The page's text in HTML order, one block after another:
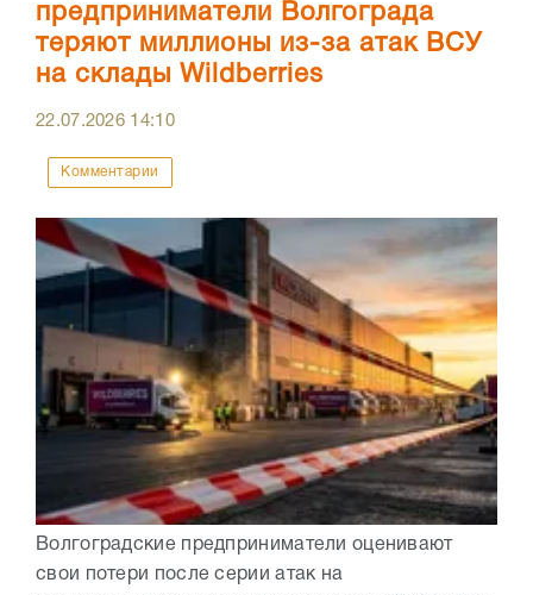
предприниматели Волгограда
теряют миллионы из-за атак ВСУ
на склады Wildberries
22.07.2026 14:10
Комментарии
Волгоградские предприниматели оценивают
свои потери после серии атак на